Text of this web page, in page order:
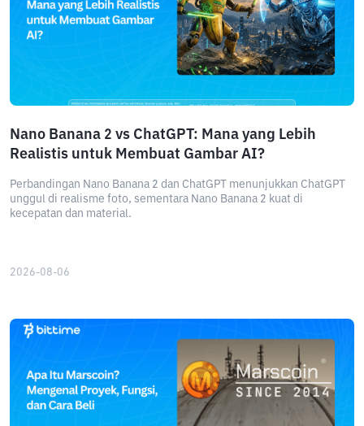
Nano Banana 2 vs ChatGPT: Mana yang Lebih
Realistis untuk Membuat Gambar AI?
Perbandingan Nano Banana 2 dan ChatGPT menunjukkan ChatGPT
unggul di realisme foto, sementara Nano Banana 2 kuat di
kecepatan dan material.
2026-08-06